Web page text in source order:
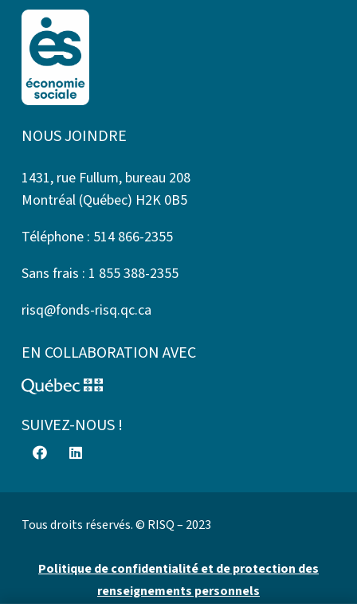
NOUS JOINDRE
1431, rue Fullum, bureau 208
Montréal (Québec) H2K 0B5
Téléphone : 514 866-2355
Sans frais : 1 855 388-2355
risq@fonds-risq.qc.ca
EN COLLABORATION AVEC
SUIVEZ-NOUS !
Tous droits réservés. © RISQ – 2023
Politique de confidentialité et de protection des
renseignements personnels